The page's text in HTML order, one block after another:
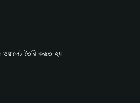
তৈরি করতে হয